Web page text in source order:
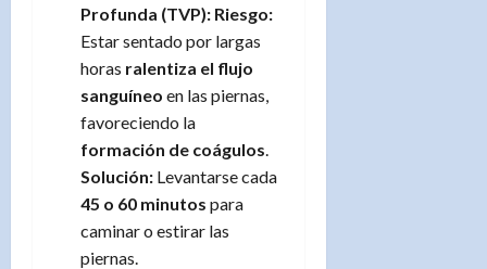
Profunda (TVP): Riesgo:
Estar sentado por largas
horas ralentiza el flujo
sanguíneo en las piernas,
favoreciendo la
formación de coágulos
Solución: Levantarse cada
45 o 60 minutos para
caminar o estirar las
piernas.